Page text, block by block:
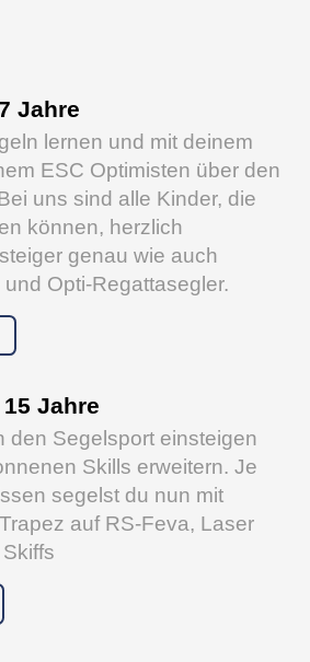
Jahre
lernen und mit deinem
ESC Optimisten über den
uns sind alle Kinder, die
können, herzlich
genau wie auch
Opti-Regattasegler.
Jahre
den Segelsport einsteigen
Skills erweitern. Je
segelst du nun mit
auf RS-Feva, Laser